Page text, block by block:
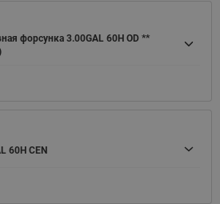
форсунка 3.00GAL 60H OD **
60H CEN